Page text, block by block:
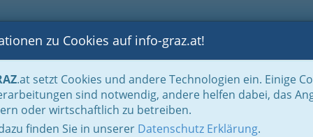
BLOGS FOTOS GASTRONOMIE BRANCHEN
zu Cookies auf info-graz.at!
.at setzt Cookies und andere Technologien ein. Einige
sind notwendig, andere helfen dabei, das
oder wirtschaftlich zu betreiben.
finden Sie in unserer Datenschutz Erklärung.
& Handwerk, Gliederung der WKO Landesinnung der Elektro-, Gebäude-
Rudlof